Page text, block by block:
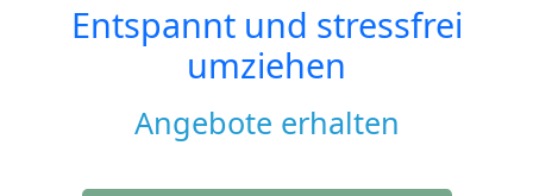
Entspannt und stressfrei
umziehen
Angebote erhalten